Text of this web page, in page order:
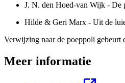
J. N. den Hoed-van Wijk - De
Hilde & Geri Marx - Uit de
Verwijzing naar de poeppoli gebeurt
Meer informatie